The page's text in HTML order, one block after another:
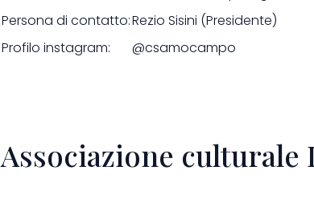
Persona di contatto:Rezio Sisini (Presidente)
Profilo instagram:
@csamocampo
Associazione culturale